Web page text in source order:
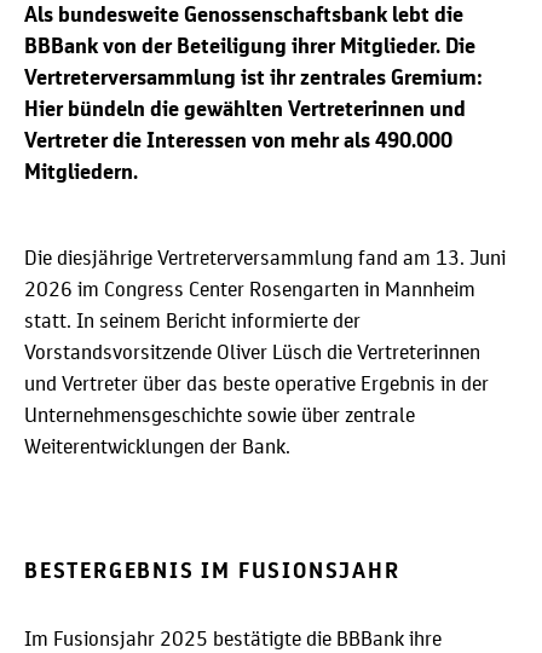
Als bundesweite Genossenschaftsbank lebt die
BBBank von der Beteiligung ihrer Mitglieder. Die
Vertreterversammlung ist ihr zentrales Gremium:
Hier bündeln die gewählten Vertreterinnen und
Vertreter die Interessen von mehr als 490.000
Mitgliedern.
Die diesjährige Vertreterversammlung fand am 13. Juni
2026 im Congress Center Rosengarten in Mannheim
statt. In seinem Bericht informierte der
Vorstandsvorsitzende Oliver Lüsch die Vertreterinnen
und Vertreter über das beste operative Ergebnis in der
Unternehmensgeschichte sowie über zentrale
Weiterentwicklungen der Bank.
BESTERGEBNIS IM FUSIONSJAHR
Im Fusionsjahr 2025 bestätigte die BBBank ihre